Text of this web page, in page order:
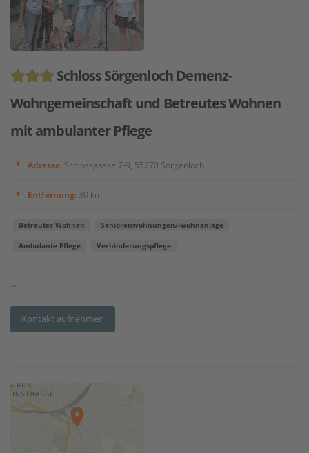
Schloss Sörgenloch Demenz-
Wohngemeinschaft und Betreutes Wohnen
mit ambulanter Pflege
Adresse: Schlossgasse 7-9, 55270 Sörgenloch
Entfernung: 30 km
Betreutes Wohnen Seniorenwohnungen/-wohnanlage
Ambulante Pflege Verhinderungspflege
...
Kontakt aufnehmen